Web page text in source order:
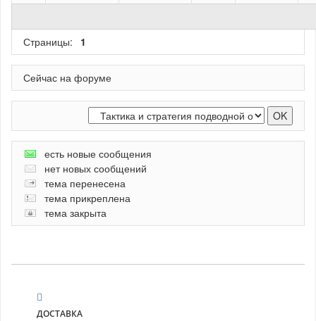
Страницы: 1
Сейчас на форуме
есть новые сообщения
нет новых сообщений
тема перенесена
тема прикреплена
тема закрыта
ДОСТАВКА